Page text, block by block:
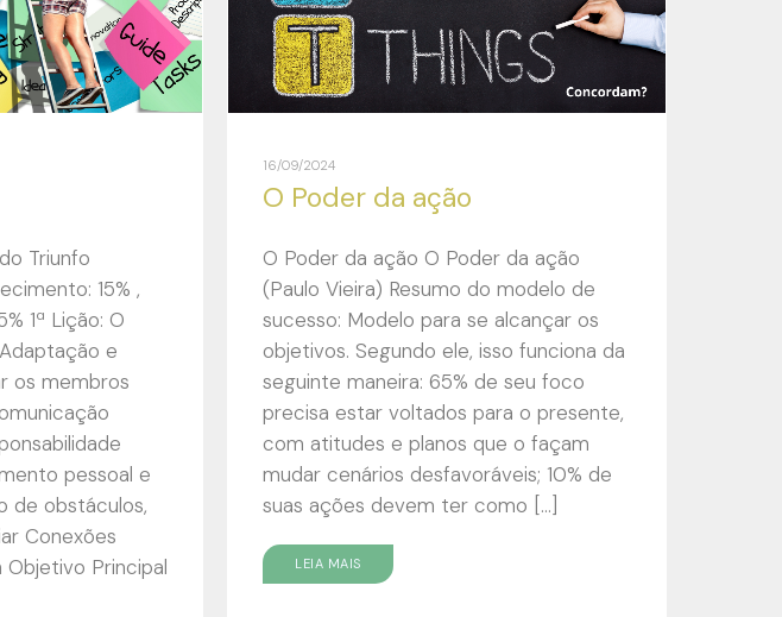
Triunfo
15% ,
1ª Lição: O
e
os membros
pessoal e
de obstáculos,
Conexões
Objetivo Principal
16/09/2024
O Poder da ação
O Poder da ação O Poder da ação
(Paulo Vieira) Resumo do modelo de
sucesso: Modelo para se alcançar os
objetivos. Segundo ele, isso funciona da
seguinte maneira: 65% de seu foco
precisa estar voltados para o presente,
com atitudes e planos que o façam
mudar cenários desfavoráveis; 10% de
suas ações devem ter como […]
LEIA MAIS